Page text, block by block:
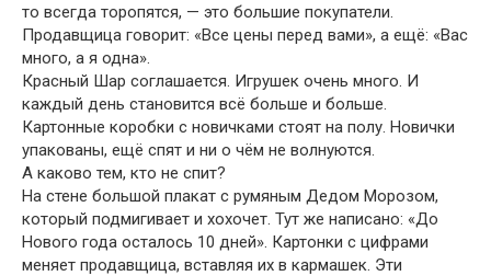
то всегда торопятся, — это большие покупатели.
Продавщица говорит: «Все цены перед вами», а ещё: «Вас
много, а я одна».
Красный Шар соглашается. Игрушек очень много. И
каждый день становится всё больше и больше.
Картонные коробки с новичками стоят на полу. Новички
упакованы, ещё спят и ни о чём не волнуются.
А каково тем, кто не спит?
На стене большой плакат с румяным Дедом Морозом,
который подмигивает и хохочет. Тут же написано: «До
Нового года осталось 10 дней». Картонки с цифрами
меняет продавщица, вставляя их в кармашек. Эти